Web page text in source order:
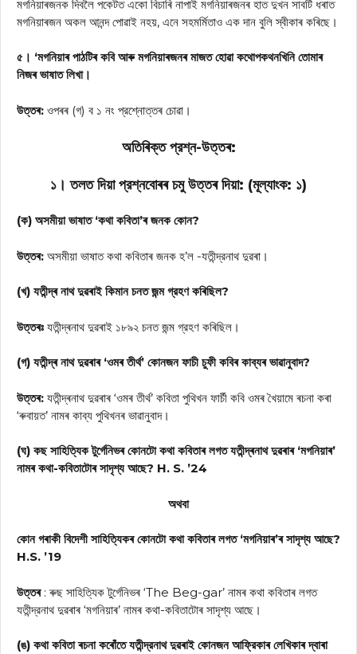
মগনিয়াৰজনক দিবলৈ পকেটত একো বিচাৰি নাপাই মগনিয়াৰজনৰ হাত দুখন সাবটি ধৰাত
মগনিয়াৰজন অকল আনন্দ পোৱাই নহয়, এনে সহমর্মিতাও এক দান বুলি স্বীকাৰ কৰিছে।
৫। ‘মগনিয়াৰ পাঠটিৰ কবি আৰু মগনিয়াৰজনৰ মাজত হোৱা কথোপকথনখিনি তোমাৰ
নিজৰ ভাষাত লিখা।
উত্তৰ: ওপৰৰ (গ) ব ১ নং প্রশ্নোত্তৰ চোৱা।
অতিৰিক্ত প্রশ্ন-উত্তৰ:
১। তলত দিয়া প্রশ্নবোৰৰ চমু উত্তৰ দিয়া: (মূল্যাংক: ১)
(ক) অসমীয়া ভাষাত ‘কথা কবিতা’ৰ জনক কোন?
উত্তৰ: অসমীয়া ভাষাত কথা কবিতাৰ জনক হ’ল -যতীন্দ্রনাথ দুৱৰা।
(খ) যতীন্দ্ৰ নাথ দুৱৰাই কিমান চনত জন্ম গ্রহণ কৰিছিল?
উত্তৰঃ যতীন্দ্ৰনাথ দুৱৰাই ১৮৯২ চনত জন্ম গ্রহণ কৰিছিল।
(গ) যতীন্দ্ৰ নাথ দুৱৰাৰ ‘ওমৰ তীৰ্থ’ কোনজন ফাচী চুফী কবিৰ কাব্যৰ ভাৱানুবাদ?
উত্তৰ: যতীন্দ্ৰনাথ দুৱৰাৰ ‘ওমৰ তীর্থ’ কবিতা পুথিখন ফার্চী কবি ওমৰ খৈয়ামে ৰচনা কৰা
‘ৰুবায়ত’ নামৰ কাব্য পুথিখনৰ ভাৱানুবাদ।
(ঘ) কছ সাহিত্যিক টুর্গেনিভৰ কোনটো কথা কবিতাৰ লগত যতীন্দ্ৰনাথ দুৱৰাৰ ‘মগনিয়াৰ’
নামৰ কথা-কবিতাটোৰ সাদৃশ্য আছে? H. S. ’24
অথবা
কোন গৰাকী বিদেশী সাহিত্যিকৰ কোনটো কথা কবিতাৰ লগত ‘মগনিয়াৰ’ৰ সাদৃশ্য আছে?
H.S. ’19
উত্তৰ: ৰুছ সাহিত্যিক টুর্গেনিভৰ ‘The Beg-gar’ নামৰ কথা কবিতাৰ লগত
যতীন্দ্রনাথ দুৱৰাৰ ‘মগনিয়াৰ’ নামৰ কথা-কবিতাটোৰ সাদৃশ্য আছে।
(ঙ) কথা কবিতা ৰচনা কৰোঁতে যতীন্দ্রনাথ দুৱৰাই কোনজন আফ্রিকাৰ লেখিকাৰ দ্বাৰা